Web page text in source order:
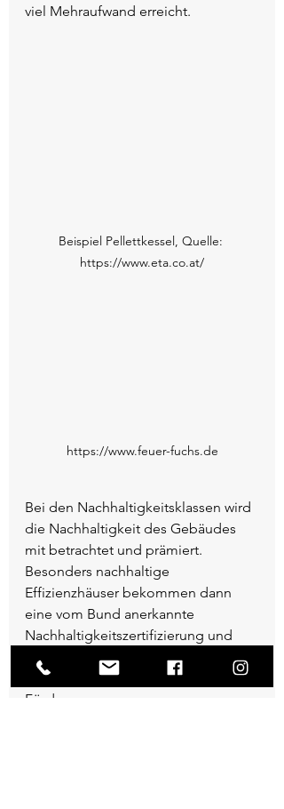
viel Mehraufwand erreicht.
Beispiel Pellettkessel, Quelle:
https://www.eta.co.at/
https://www.feuer-fuchs.de
Bei den Nachhaltigkeitsklassen wird
die Nachhaltigkeit des Gebäudes
mit betrachtet und prämiert.
Besonders nachhaltige
Effizienzhäuser bekommen dann
eine vom Bund anerkannte
Nachhaltigkeitszertifizierung und
fallen dementsprechend in eine der
Nachhaltigkeitsklassen der KfW
Förderung.